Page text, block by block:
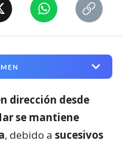
dirección desde
se mantiene
, debido a sucesivos